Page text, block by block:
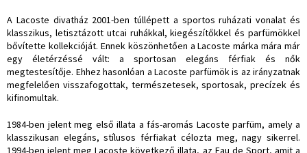
A Lacoste divatház 2001-ben túllépett a sportos ruházati vonalat és
klasszikus, letisztázott utcai ruhákkal, kiegészítőkkel és parfümökkel
bővítette kollekcióját. Ennek köszönhetően a Lacoste márka mára már
egy életérzéssé vált: a sportosan elegáns férfiak és nők
megtestesítője. Ehhez hasonlóan a Lacoste parfümök is az irányzatnak
megfelelően visszafogottak, természetesek, sportosak, precízek és
kifinomultak.
1984-ben jelent meg első illata a fás-aromás Lacoste parfüm, amely a
klasszikusan elegáns, stílusos férfiakat célozta meg, nagy sikerrel.
1994-ben jelent meg Lacoste következő illata, az Eau de Sport, amit a